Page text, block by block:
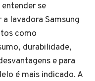
se
lavadora Samsung
como
durabilidade,
e para
é mais indicado. A